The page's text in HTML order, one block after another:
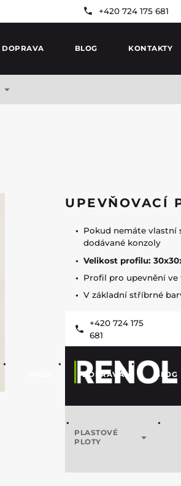
+420 724 175 681
DOPRAVA BLOG KONTAKTY
UPEVŇOVACÍ
Pokud nemáte vlastní
dodávané konzoly
Velikost profilu:
Profil pro upevnění ve
V základní stříbrné
+420 724 175
681
DOPRAVA BLOG
PLASTOVÉ
PLOTY